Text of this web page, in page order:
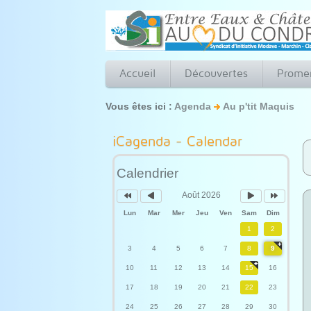
Accueil Découvertes
Vous êtes ici : Agenda Au p'tit Maquis
iCagenda - Calendar
Calendrier
Août 2026
Lun Mar Mer Jeu Ven Sam Dim
1 2
3 4 5 6 7 8 9
10 11 12 13 14 15 16
17 18 19 20 21 22 23
24 25 26 27 28 29 30